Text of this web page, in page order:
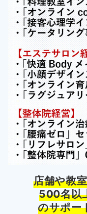
店舗や教
500名以
のサポー